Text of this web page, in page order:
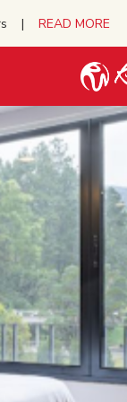
| READ MORE